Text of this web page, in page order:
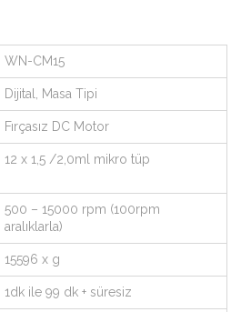
WN-CM15
Dijital, Masa Tipi
Fırçasız DC Motor
12 x 1,5 /2,0ml mikro tüp
500 – 15000 rpm (100rpm
aralıklarla)
15596 x g
1dk ile 99 dk + süresiz